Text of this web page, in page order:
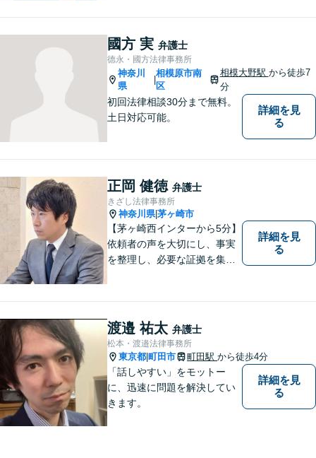
談者様の想いや立場を丁寧に
くみ取り、最善の解決を目指
して参ります。【湘南台駅0
分】
國方 実 弁護士
德永・國方法律事務所
神奈川
県
相模原市南
区
相模大野駅 から徒歩7
分
初回法律相談30分まで無料。
土日対応可能。
詳細を見
る
正岡 健徳 弁護士
きざし法律事務所
神奈川県|茅ヶ崎市
【茅ヶ崎西インターから5分】
依頼者の声を大切にし、事実
を整理し、必要な証拠を集め
親身に対応し、皆さまの少し
でも明るい未来のために尽力
しますのでご安心ください。
【駐車場有】
詳細を見
る
渡邉 祐太 弁護士
松本・渡邉法律事務所
東京都 町田市 町田駅 から徒歩4分
「話しやすい」をモットー
に、迅速に問題を解決してい
きます。
詳細を見
る